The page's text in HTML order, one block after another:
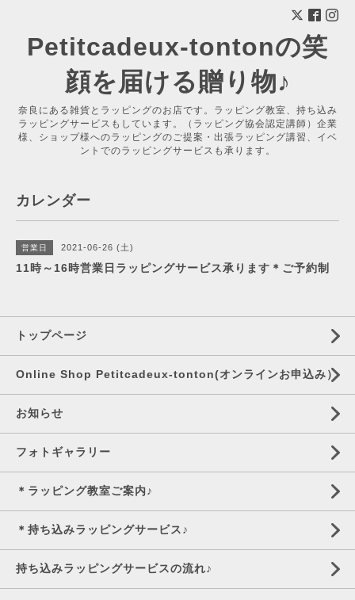
Petitcadeux-tontonの笑
顔を届ける贈り物♪
奈良にある雑貨とラッピングのお店です。ラッピング教室、持ち込み
ラッピングサービスもしています。（ラッピング協会認定講師）企業
様、ショップ様へのラッピングのご提案・出張ラッピング講習、イベ
ントでのラッピングサービスも承ります。
カレンダー
営業日 2021-06-26 (土)
11時～16時営業日ラッピングサービス承ります＊ご予約制
トップページ
Online Shop Petitcadeux-tonton(オンラインお申込み）
お知らせ
フォトギャラリー
＊ラッピング教室ご案内♪
＊持ち込みラッピングサービス♪
持ち込みラッピングサービスの流れ♪